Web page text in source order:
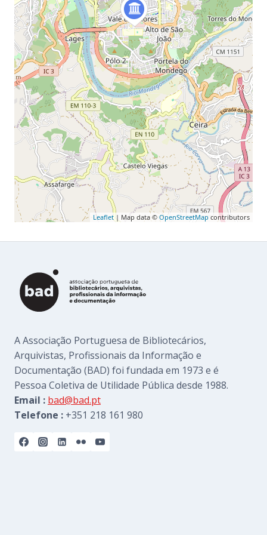
Leaflet | Map data ©OpenStreetMap contributors
A Associação Portuguesa de Bibliotecários,
Arquivistas, Profissionais da Informação e
Documentação (BAD) foi fundada em 1973 e é
Pessoa Coletiva de Utilidade Pública desde 1988.
Email : bad@bad.pt
Telefone : +351 218 161 980